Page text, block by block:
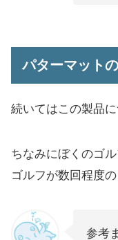
パターマット
続いてはこの製品
ちなみにぼくのゴ
ゴルフが数回程度の
参考